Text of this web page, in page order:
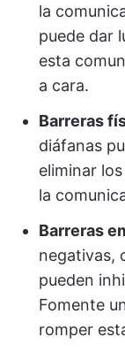
la
puede dar
esta
a cara.
Barreras
diáfanas
eliminar
la
Barreras
negativas,
pueden
Fomente
romper